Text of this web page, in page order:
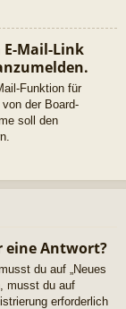
Mail-Link
Funktion für
der Board-
soll den
eine Antwort?
du auf „Neues
musst du auf
erforderlich